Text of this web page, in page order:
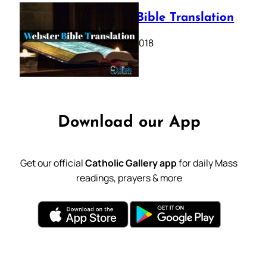
Webster Bible Translation
October 11, 2018
Download our App
Get our officialCatholic Gallery appfor daily Mass
readings, prayers & more